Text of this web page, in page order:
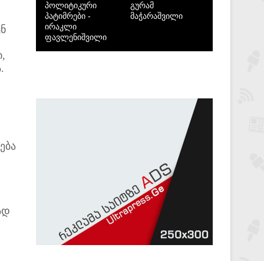
პოლიტიკური
პატიმრები -
ირაკლი
ფავლენიშვილი
გურამ
მაჭარაშვილი